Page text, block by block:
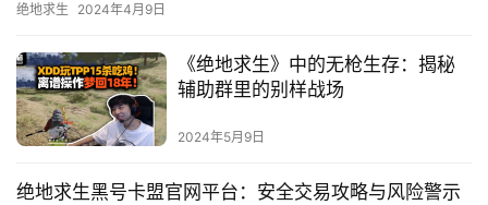
绝地求生 2024年4月9日
《绝地求生》中的无枪生存：揭秘
辅助群里的别样战场
2024年5月9日
绝地求生黑号卡盟官网平台：安全交易攻略与风险警示